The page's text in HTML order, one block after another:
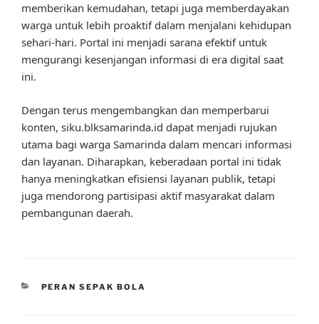
memberikan kemudahan, tetapi juga memberdayakan
warga untuk lebih proaktif dalam menjalani kehidupan
sehari-hari. Portal ini menjadi sarana efektif untuk
mengurangi kesenjangan informasi di era digital saat
ini.
Dengan terus mengembangkan dan memperbarui
konten, siku.blksamarinda.id dapat menjadi rujukan
utama bagi warga Samarinda dalam mencari informasi
dan layanan. Diharapkan, keberadaan portal ini tidak
hanya meningkatkan efisiensi layanan publik, tetapi
juga mendorong partisipasi aktif masyarakat dalam
pembangunan daerah.
CATEGORIES
PERAN SEPAK BOLA